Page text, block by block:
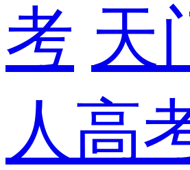
考 天
人高